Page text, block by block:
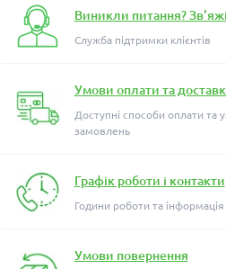
Виникли питання?
Служба підтримки клієнтів
Умови оплати та
Доступні способи оплати та
замовлень
Графік роботи і контакти
Години роботи та
Умови повернення